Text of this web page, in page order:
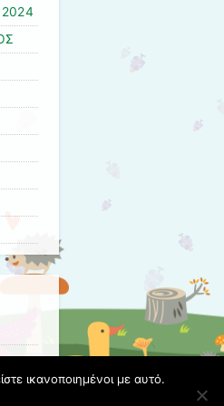
ικανοποιημένοι με αυτό.